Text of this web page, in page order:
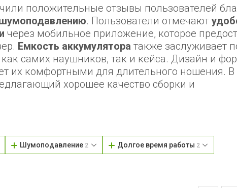
ЗУ
положительные отзывы пользователей
. Пользователи отмечают
через мобильное приложение, которое
Емкость аккумулятора также заслуживает
самих наушников, так и кейса. Дизайн и
их комфортными для длительного ношения.
хорошее качество сборки и
Шумоподавление 2 Долгое время работы 2